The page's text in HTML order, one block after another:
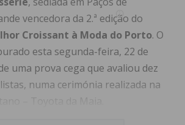
vencedora da 2.ª edição do
Croissant à Moda do Porto. O
esta segunda-feira, 22 de
uma prova cega que avaliou dez
numa cerimónia realizada na